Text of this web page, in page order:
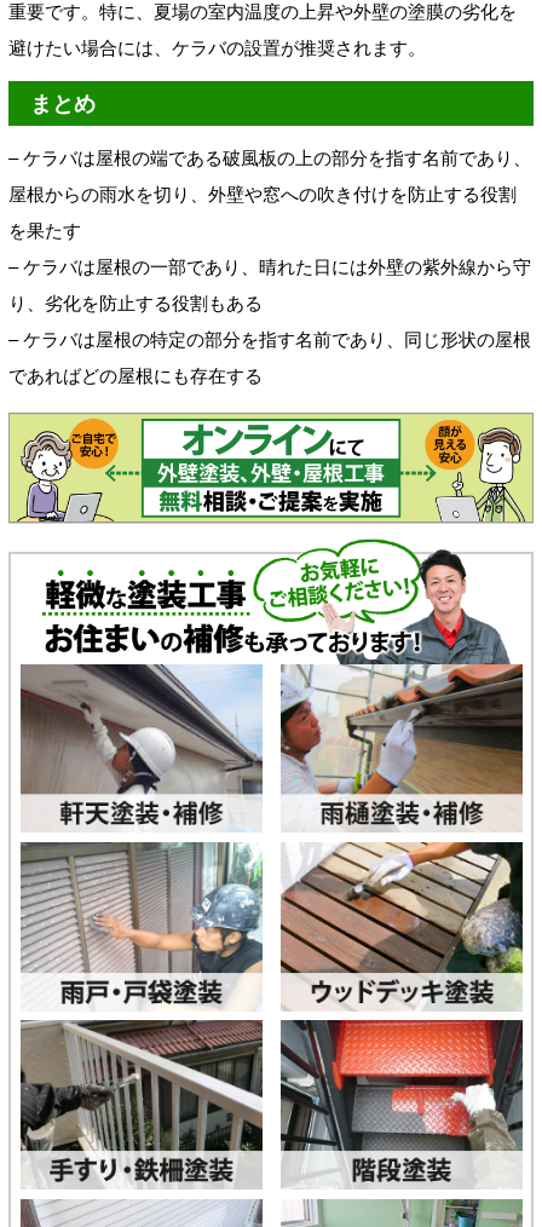
重要です。特に、夏場の室内温度の上昇や外壁の塗膜の劣化を
避けたい場合には、ケラバの設置が推奨されます。
まとめ
– ケラバは屋根の端である破風板の上の部分を指す名前であり、
屋根からの雨水を切り、外壁や窓への吹き付けを防止する役割
を果たす
– ケラバは屋根の一部であり、晴れた日には外壁の紫外線から守
り、劣化を防止する役割もある
– ケラバは屋根の特定の部分を指す名前であり、同じ形状の屋根
であればどの屋根にも存在する